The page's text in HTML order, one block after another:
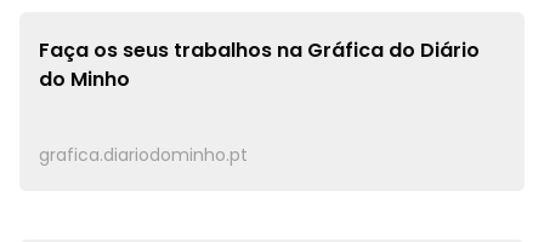
Faça os seus trabalhos na Gráfica do Diário
do Minho
grafica.diariodominho.pt